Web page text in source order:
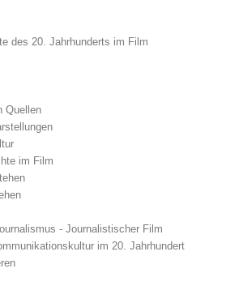
des 20. Jahrhunderts im Film
Quellen
im Film
- Journalistischer Film
im 20. Jahrhundert